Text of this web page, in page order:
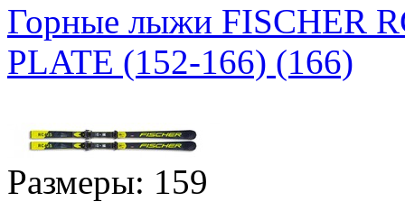
Горные лыжи FISCHER
PLATE (152-166) (166)
Размеры: 159